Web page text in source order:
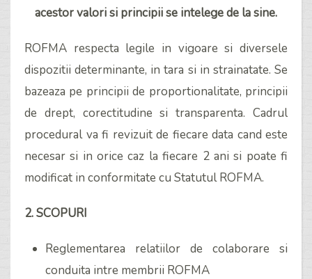
acestor valori si principii se intelege de la sine.
ROFMA respecta legile in vigoare si diversele
dispozitii determinante, in tara si in strainatate. Se
bazeaza pe principii de proportionalitate, principii
de drept, corectitudine si transparenta. Cadrul
procedural va fi revizuit de fiecare data cand este
necesar si in orice caz la fiecare 2 ani si poate fi
modificat in conformitate cu Statutul ROFMA.
2. SCOPURI
Reglementarea relatiilor de colaborare si
conduita intre membrii ROFMA